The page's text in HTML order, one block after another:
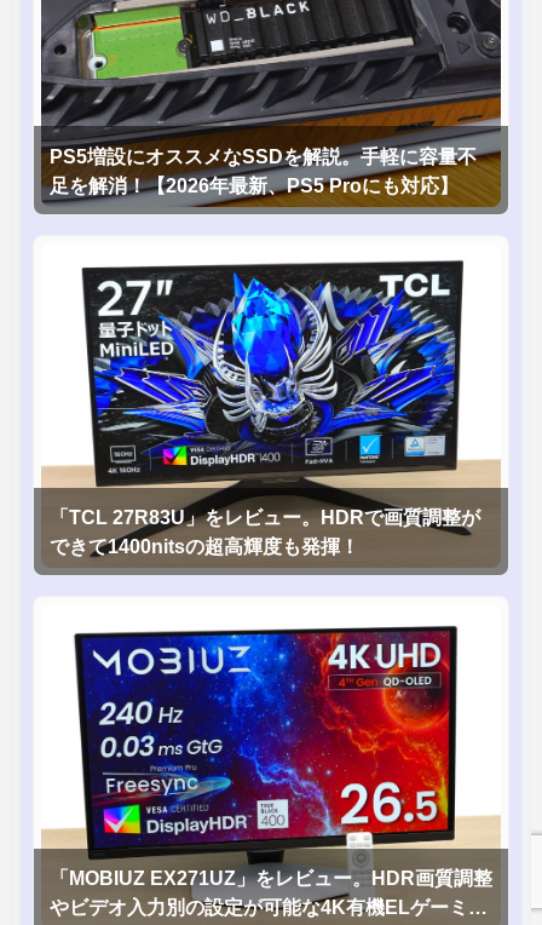
PS5増設にオススメなSSDを解説。手軽に容量不
足を解消！【2026年最新、PS5 Proにも対応】
「TCL 27R83U」をレビュー。HDRで画質調整が
できて1400nitsの超高輝度も発揮！
「MOBIUZ EX271UZ」をレビュー。HDR画質調整
やビデオ入力別の設定が可能な4K有機ELゲーミン